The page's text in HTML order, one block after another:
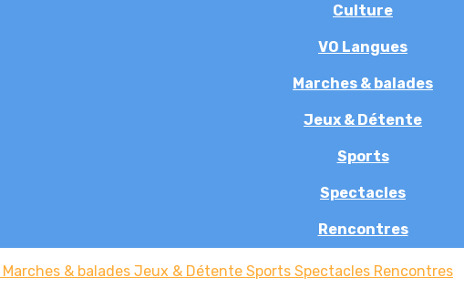
Culture
VO Langues
Marches & balades
Jeux & Détente
Sports
Spectacles
Rencontres
Marches & balades Jeux & Détente Sports Spectacles Rencontres